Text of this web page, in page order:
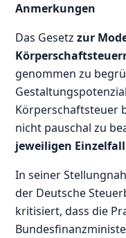
Anmerkungen
Das Gesetzzur
genommen zu
Körperschaftsteuer
nicht pauschal zu
jeweiligen Einzelfall
In seiner
der Deutsche
kritisiert, dass die